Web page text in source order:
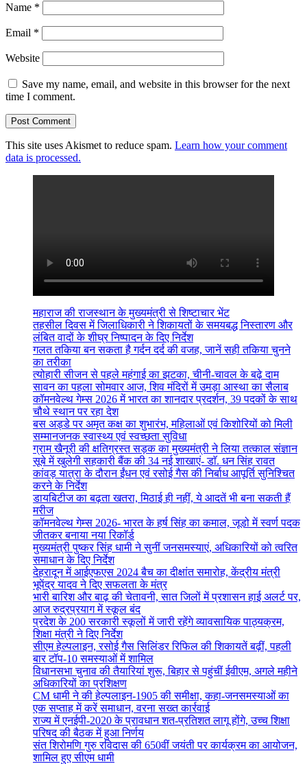
Name *
Email *
Website
Save my name, email, and website in this browser for the next
time I comment.
This site uses Akismet to reduce spam. Learn how your comment
data is processed.
महाराज की राजस्थान के मुख्यमंत्री से शिष्टाचार भेंट
तहसील दिवस में जिलाधिकारी ने शिकायतों के समयबद्ध निस्तारण और
लंबित वादों के शीघ्र निष्पादन के दिए निर्देश
गलत तकिया बन सकता है गर्दन दर्द की वजह, जानें सही तकिया चुनने
का तरीका
त्योहारी सीजन से पहले महंगाई का झटका, चीनी-चावल के बढ़े दाम
सावन का पहला सोमवार आज, शिव मंदिरों में उमड़ा आस्था का सैलाब
कॉमनवेल्थ गेम्स 2026 में भारत का शानदार प्रदर्शन, 39 पदकों के साथ
चौथे स्थान पर रहा देश
बस अड्डे पर अमृत कक्ष का शुभारंभ, महिलाओं एवं किशोरियों को मिली
सम्मानजनक स्वास्थ्य एवं स्वच्छता सुविधा
ग्राम खैनूरी की क्षतिग्रस्त सड़क का मुख्यमंत्री ने लिया तत्काल संज्ञान
सूबे में खुलेगी सहकारी बैंक की 34 नई शाखाएं- डाॅ. धन सिंह रावत
कांवड़ यात्रा के दौरान ईंधन एवं रसोई गैस की निर्बाध आपूर्ति सुनिश्चित
करने के निर्देश
डायबिटीज का बढ़ता खतरा, मिठाई ही नहीं, ये आदतें भी बना सकती हैं
मरीज
कॉमनवेल्थ गेम्स 2026- भारत के हर्ष सिंह का कमाल, जूडो में स्वर्ण पदक
जीतकर बनाया नया रिकॉर्ड
मुख्यमंत्री पुष्कर सिंह धामी ने सुनीं जनसमस्याएं, अधिकारियों को त्वरित
समाधान के दिए निर्देश
देहरादून में आईएफएस 2024 बैच का दीक्षांत समारोह, केंद्रीय मंत्री
भूपेंद्र यादव ने दिए सफलता के मंत्र
भारी बारिश और बाढ़ की चेतावनी, सात जिलों में प्रशासन हाई अलर्ट पर,
आज रुद्रप्रयाग में स्कूल बंद
प्रदेश के 200 सरकारी स्कूलों में जारी रहेंगे व्यावसायिक पाठ्यक्रम,
शिक्षा मंत्री ने दिए निर्देश
सीएम हेल्पलाइन, रसोई गैस सिलिंडर रिफिल की शिकायतें बढ़ीं, पहली
बार टॉप-10 समस्याओं में शामिल
विधानसभा चुनाव की तैयारियां शुरू, बिहार से पहुंचीं ईवीएम, अगले महीने
अधिकारियों का प्रशिक्षण
CM धामी ने की हेल्पलाइन-1905 की समीक्षा, कहा-जनसमस्याओं का
एक सप्ताह में करें समाधान, वरना सख्त कार्रवाई
राज्य में एनईपी-2020 के प्रावधान शत-प्रतिशत लागू होंगे, उच्च शिक्षा
परिषद की बैठक में हुआ निर्णय
संत शिरोमणि गुरु रविदास की 650वीं जयंती पर कार्यक्रम का आयोजन,
शामिल हुए सीएम धामी